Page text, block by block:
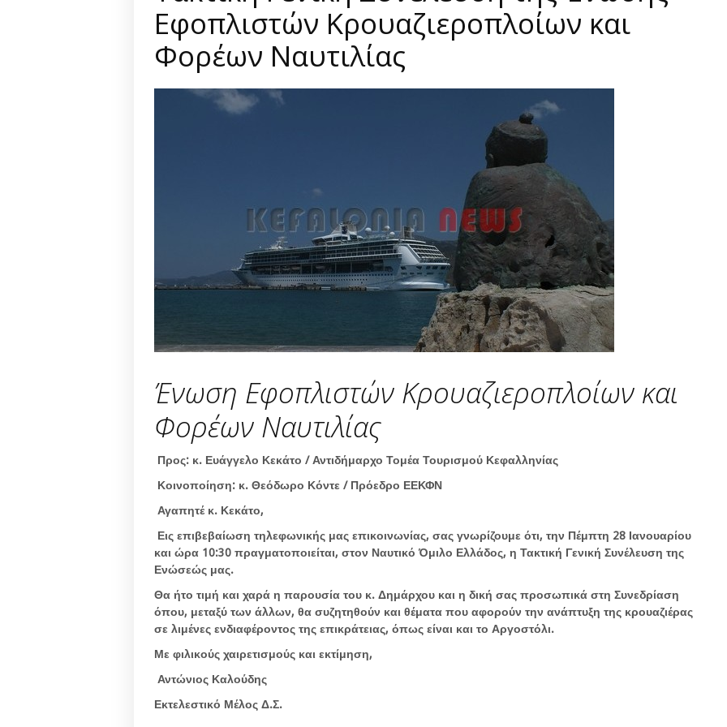
Εφοπλιστών Κρουαζιεροπλοίων και
Φορέων Ναυτιλίας
Ένωση Εφοπλιστών Κρουαζιεροπλοίων και
Φορέων Ναυτιλίας
Προς: κ. Ευάγγελο Κεκάτο / Αντιδήμαρχο Τομέα Τουρισμού Κεφαλληνίας
Κοινοποίηση: κ. Θεόδωρο Κόντε / Πρόεδρο ΕΕΚΦΝ
Αγαπητέ κ. Κεκάτο,
Εις επιβεβαίωση τηλεφωνικής μας επικοινωνίας, σας γνωρίζουμε ότι, την Πέμπτη 28 Ιανουαρίου
και ώρα 10:30 πραγματοποιείται, στον Ναυτικό Όμιλο Ελλάδος, η Τακτική Γενική Συνέλευση της
Ενώσεώς μας.
Θα ήτο τιμή και χαρά η παρουσία του κ. Δημάρχου και η δική σας προσωπικά στη Συνεδρίαση
όπου, μεταξύ των άλλων, θα συζητηθούν και θέματα που αφορούν την ανάπτυξη της κρουαζιέρας
σε λιμένες ενδιαφέροντος της επικράτειας, όπως είναι και το Αργοστόλι.
Με φιλικούς χαιρετισμούς και εκτίμηση,
Αντώνιος Καλούδης
Εκτελεστικό Μέλος Δ.Σ.